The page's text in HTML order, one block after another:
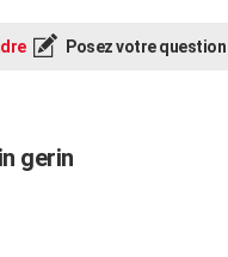
Posez votre question
gerin